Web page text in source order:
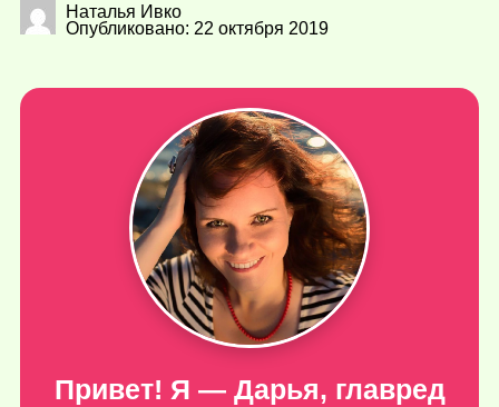
Наталья Ивко
Опубликовано: 22 октября 2019
Привет! Я — Дарья, главред